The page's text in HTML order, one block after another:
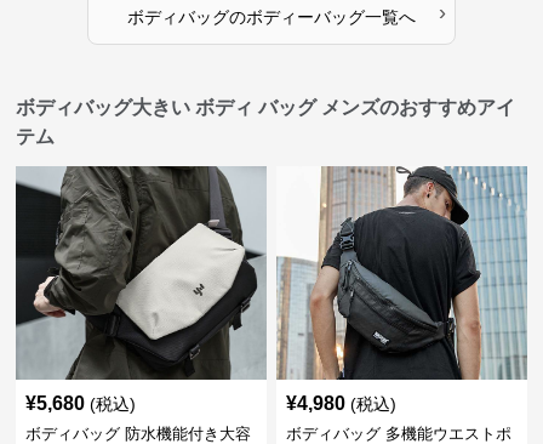
ボディバッグのボディーバッグ一覧へ ›
ボディバッグ大きい ボディ バッグ メンズのおすすめアイ
テム
¥5,680 (税込)
ボディバッグ 防水機能付き大容
¥4,980 (税込)
ボディバッグ 多機能ウエストポ